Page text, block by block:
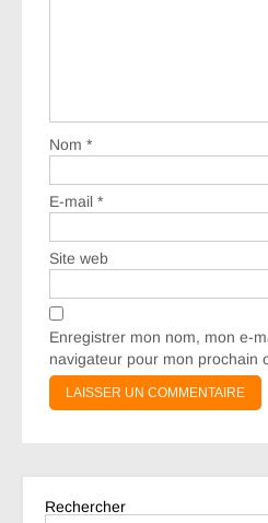
Nom *
E-mail *
Site web
Enregistrer mon nom, mon e-
navigateur pour mon prochain
Rechercher